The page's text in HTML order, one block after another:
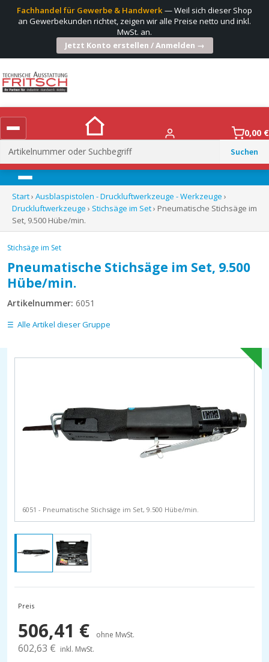
Fachhandel für Gewerbe & Handwerk— Weil sich dieser Shop
an Gewerbekunden richtet, zeigen wir alle Preise netto und inkl.
MwSt. an.
Jetzt Konto erstellen / Anmelden →
Suchen
nach:
0,00 €
Menü
Start› Ausblaspistolen - Druckluftwerkzeuge - Werkzeuge ›
Druckluftwerkzeuge › Stichsäge im Set› Pneumatische Stichsäge im
Set, 9.500 Hübe/min.
Stichsäge im Set
Pneumatische Stichsäge im Set, 9.500
Hübe/min.
Artikelnummer: 6051
Alle Artikel dieser Gruppe
6051 - Pneumatische Stichsäge im Set, 9.500 Hübe/min.
Preis
506,41 € ohne MwSt.
602,63 € inkl. MwSt.